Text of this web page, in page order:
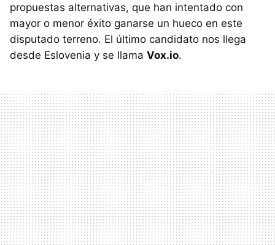
propuestas alternativas, que han intentado con
mayor o menor éxito ganarse un hueco en este
disputado terreno. El último candidato nos llega
desde Eslovenia y se llama Vox.io.